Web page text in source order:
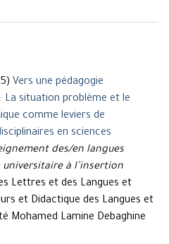
Vers une pédagogie
La situation problème et le
comme leviers de
en sciences
des/en langues
à l’insertion
Lettres et des Langues et
et Didactique des Langues et
Mohamed Lamine Debaghine